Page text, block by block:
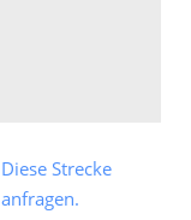
Diese Strecke
anfragen.